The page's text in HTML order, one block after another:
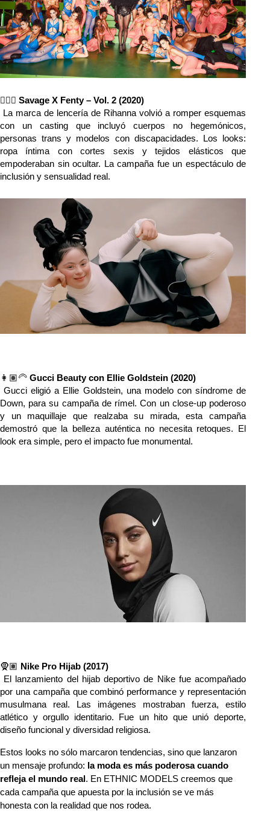
🧔🏾‍♂️ Savage X Fenty – Vol. 2 (2020)
con un casting que incluyó cuerpos no hegemónicos,
personas trans y modelos con discapacidades. Los looks:
ropa íntima con cortes sexis y tejidos elásticos que
empoderaban sin ocultar. La campaña fue un espectáculo de
inclusión y sensualidad real.
👩🏽‍🦳 Gucci Beauty con Ellie Goldstein (2020)
Gucci eligió a Ellie Goldstein, una modelo con síndrome de
Down, para su campaña de rímel. Con un close-up poderoso
y un maquillaje que realzaba su mirada, esta campaña
demostró que la belleza auténtica no necesita retoques. El
look era simple, pero el impacto fue monumental.
🧕🏽 Nike Pro Hijab (2017)
por una campaña que combinó performance y representación
musulmana real. Las imágenes mostraban fuerza, estilo
atlético y orgullo identitario. Fue un hito que unió deporte,
diseño funcional y diversidad religiosa.
Estos looks no sólo marcaron tendencias, sino que lanzaron
un mensaje profundo: la moda es más poderosa cuando
refleja el mundo real . En ETHNIC MODELS creemos que
cada campaña que apuesta por la inclusión se ve más
honesta con la realidad que nos rodea.